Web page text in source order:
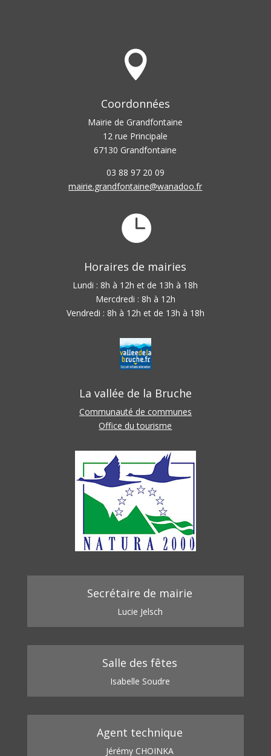

Coordonnées
Mairie de Grandfontaine
12 rue Principale
67130 Grandfontaine
03 88 97 20 09
mairie.grandfontaine@wanadoo.fr

Horaires de mairies
Lundi : 8h à 12h et de 13h à 18h
Mercdredi : 8h à 12h
Vendredi : 8h à 12h et de 13h à 18h
La vallée de la Bruche
Communauté de communes
Office du tourisme
Secrétaire de mairie
Lucie Jelsch
Salle des fêtes
Isabelle Soudre
Agent technique
Jérémy CHOINKA